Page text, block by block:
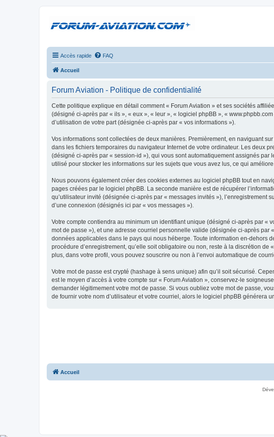
Accès rapide FAQ
Accueil
Forum Aviation - Politique de confidentialité
Cette politique explique en détail comment « Forum Aviation » et ses sociétés
(désigné ci-après par « ils », « eux », « leur », « logiciel phpBB », «
d’utilisation de votre part (désignée ci-après par « vos informations »).
Vos informations sont collectées de deux manières. Premièrement, en naviguant
dans les fichiers temporaires du navigateur Internet de votre ordinateur. Les deux
(désigné ci-après par « session-id »), qui vous sont automatiquement assignés
utilisé pour stocker les informations sur les sujets que vous avez lus, ce qui
Nous pouvons également créer des cookies externes au logiciel phpBB tout en
pages créées par le logiciel phpBB. La seconde manière est de récupérer
qu’utilisateur invité (désignée ci-après par « messages invités »), l’enregistrement
d’une connexion (désignés ici par « vos messages »).
Votre compte contiendra au minimum un identifiant unique (désigné ci-après par «
mot de passe »), et une adresse courriel personnelle valide (désignée ci-après
données applicables dans le pays qui nous héberge. Toute information en-dehors
procédure d’enregistrement, qu’elle soit obligatoire ou non, reste à la discrétion
plus, dans votre profil, vous pouvez souscrire ou non à l’envoi automatique de
Votre mot de passe est crypté (hashage à sens unique) afin qu’il soit sécurisé.
est le moyen d’accès à votre compte sur « Forum Aviation », conservez-le
demander légitimement votre mot de passe. Si vous oubliez votre mot de passe,
de fournir votre nom d’utilisateur et votre courriel, alors le logiciel phpBB générera
Accueil